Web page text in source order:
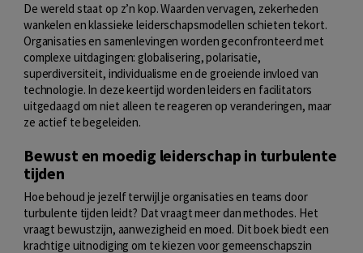
De wereld staat op z’n kop. Waarden vervagen, zekerheden
wankelen en klassieke leiderschapsmodellen schieten tekort.
Organisaties en samenlevingen worden geconfronteerd met
complexe uitdagingen: globalisering, polarisatie,
superdiversiteit, individualisme en de groeiende invloed van
technologie. In deze keertijd worden leiders en facilitators
uitgedaagd om niet alleen te reageren op veranderingen, maar
ze actief te begeleiden.
Bewust en moedig leiderschap in turbulente
tijden
Hoe behoud je jezelf terwijl je organisaties en teams door
turbulente tijden leidt? Dat vraagt meer dan methodes. Het
vraagt bewustzijn, aanwezigheid en moed. Dit boek biedt een
krachtige uitnodiging om te kiezen voor gemeenschapszin